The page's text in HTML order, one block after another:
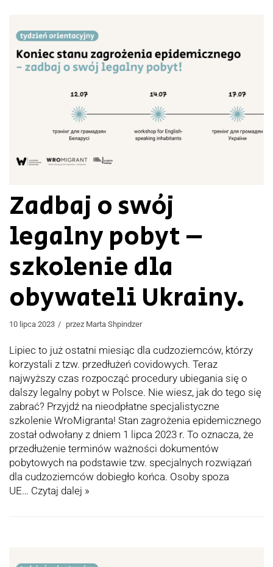
Zadbaj o swój
legalny pobyt –
szkolenie dla
obywateli Ukrainy.
10 lipca 2023 przez Marta Shpindzer
Lipiec to już ostatni miesiąc dla cudzoziemców, którzy
korzystali z tzw. przedłużeń covidowych. Teraz
najwyższy czas rozpocząć procedury ubiegania się o
dalszy legalny pobyt w Polsce. Nie wiesz, jak do tego się
zabrać? Przyjdź na nieodpłatne specjalistyczne
szkolenie WroMigranta! Stan zagrożenia epidemicznego
został odwołany z dniem 1 lipca 2023 r. To oznacza, że
przedłużenie terminów ważności dokumentów
pobytowych na podstawie tzw. specjalnych rozwiązań
dla cudzoziemców dobiegło końca. Osoby spoza
UE… Czytaj dalej »